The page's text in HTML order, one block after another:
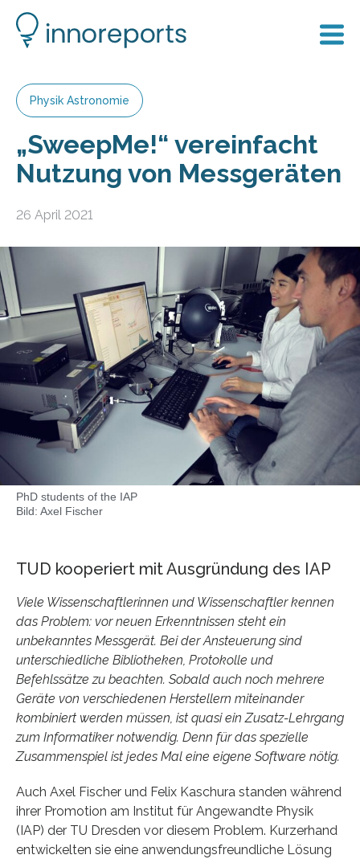
Physik Astronomie
„SweepMe!“ vereinfacht
Nutzung von Messgeräten
26 April 2021
PhD students of the IAP
Bild: Axel Fischer
TUD kooperiert mit Ausgründung des IAP
Viele Wissenschaftlerinnen und Wissenschaftler kennen
das Problem: vor neuen Erkenntnissen steht ein
unbekanntes Messgerät. Bei der Ansteuerung sind
unterschiedliche Bibliotheken, Protokolle und
Befehlssätze zu beachten. Sobald auch noch mehrere
Geräte von verschiedenen Herstellern miteinander
kombiniert werden müssen, ist quasi ein Zusatz-Lehrgang
zum Informatiker notwendig. Denn für das spezielle
Zusammenspiel ist jedes Mal eine eigene Software nötig.
Auch Axel Fischer und Felix Kaschura standen während
ihrer Promotion am Institut für Angewandte Physik
(IAP) der TU Dresden vor diesem Problem. Kurzerhand
entwickelten sie eine anwendungsfreundliche Lösung